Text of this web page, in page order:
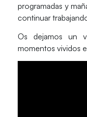
programadas y
continuar
Os dejamos un
momentos vividos